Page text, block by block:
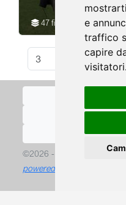
e
traffico
capire
visitatori.
47 file
/101 «
©2026 - Aldo Liverani
powered by Ramtech